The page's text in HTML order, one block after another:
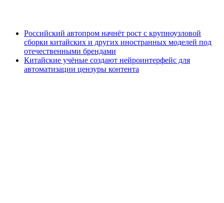
Российский автопром начнёт рост с крупноузловой
сборки китайских и других иностранных моделей под
отечественными брендами
Китайские учёные создают нейроинтерфейс для
автоматизации цензуры контента